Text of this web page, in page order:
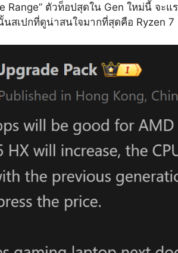
Range” ตัวท็อปสุดใน Gen ใหม่นี้ จ
สเปกที่ดูน่าสนใจมากที่สุดคือ Ryzen 7